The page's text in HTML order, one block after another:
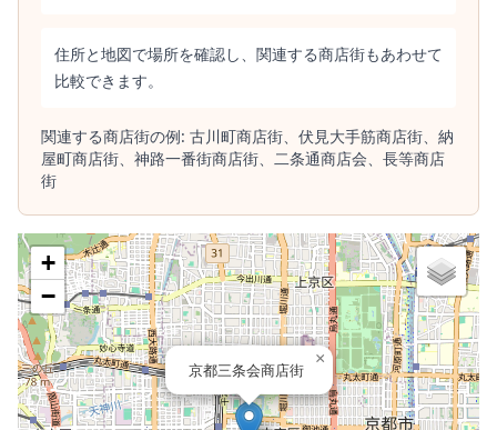
住所と地図で場所を確認し、関連する商店街もあわせて
比較できます。
関連する商店街の例: 古川町商店街、 伏見大手筋商店街、 納
屋町商店街、 神路一番街商店街、 二条通商店会、 長等商店
街
京都三条会商店街
×
+
−